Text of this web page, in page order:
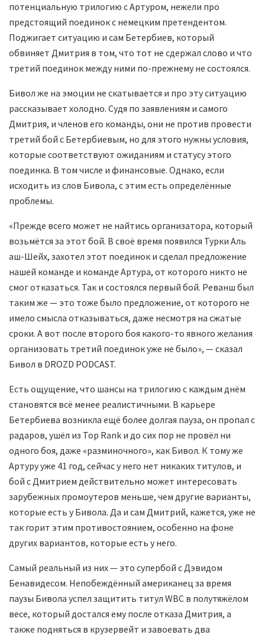
потенциальную трилогию с Артуром, нежели про
предстоящий поединок с немецким претендентом.
Поджигает ситуацию и сам Бетербиев, который
обвиняет Дмитрия в том, что тот не сдержал слово и что
третий поединок между ними по-прежнему не состоялся.
Бивол же на эмоции не скатывается и про эту ситуацию
рассказывает холодно. Судя по заявлениям и самого
Дмитрия, и членов его команды, они не против провести
третий бой с Бетербиевым, но для этого нужны условия,
которые соответствуют ожиданиям и статусу этого
поединка. В том числе и финансовые. Однако, если
исходить из слов Бивола, с этим есть определённые
проблемы.
«Прежде всего может не найтись организатора, который
возьмётся за этот бой. В своё время появился Турки Аль
аш-Шейх, захотел этот поединок и сделал предложение
нашей команде и команде Артура, от которого никто не
смог отказаться. Так и состоялся первый бой. Реванш был
таким же — это тоже было предложение, от которого не
имело смысла отказываться, даже несмотря на сжатые
сроки. А вот после второго боя какого-то явного желания
организовать третий поединок уже не было», — сказал
Бивол в DROZD PODCAST.
Есть ощущение, что шансы на трилогию с каждым днём
становятся всё менее реалистичными. В карьере
Бетербиева возникла ещё более долгая пауза, он пропал с
радаров, ушёл из Top Rank и до сих пор не провёл ни
одного боя, даже «разминочного», как Бивол. К тому же
Артуру уже 41 год, сейчас у него нет никаких титулов, и
бой с Дмитрием действительно может интересовать
зарубежных промоутеров меньше, чем другие варианты,
которые есть у Бивола. Да и сам Дмитрий, кажется, уже не
так горит этим противостоянием, особенно на фоне
других вариантов, которые есть у него.
Самый реальный из них — это супербой с Дэвидом
Бенавидесом. Непобеждённый американец за время
паузы Бивола успел защитить титул WBC в полутяжёлом
весе, который достался ему после отказа Дмитрия, а
также подняться в крузервейт и завоевать два